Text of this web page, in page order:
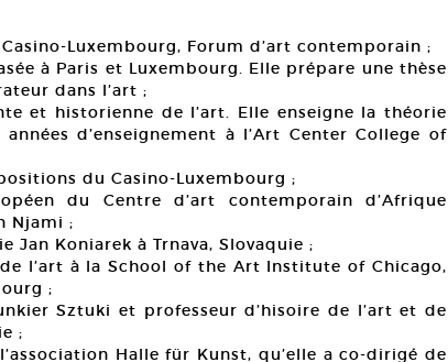
Luxembourg, Forum d’art contemporain ;
à Paris et Luxembourg. Elle prépare une thèse
dans l’art ;
et historienne de l’art. Elle enseigne la théorie
d’enseignement à l’Art Center College of
du Casino-Luxembourg ;
du Centre d’art contemporain d’Afrique
Njami ;
Jan Koniarek à Trnava, Slovaquie ;
l’art à la School of the Art Institute of Chicago,
;
Sztuki et professeur d’hisoire de l’art et de
;
Halle für Kunst, qu’elle a co-dirigé de